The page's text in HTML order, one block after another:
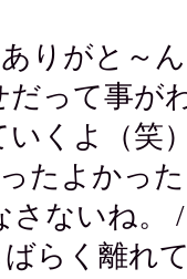
りがと～
だって事が
くよ（笑
たよかった
ないね。
らく離れ